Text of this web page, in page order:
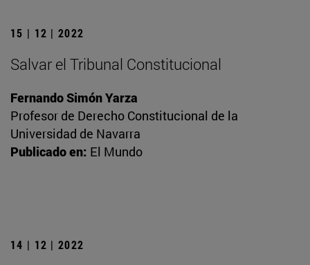
15 | 12 | 2022
Salvar el Tribunal Constitucional
Fernando Simón Yarza
Profesor de Derecho Constitucional de la
Universidad de Navarra
Publicado en: El Mundo
14 | 12 | 2022